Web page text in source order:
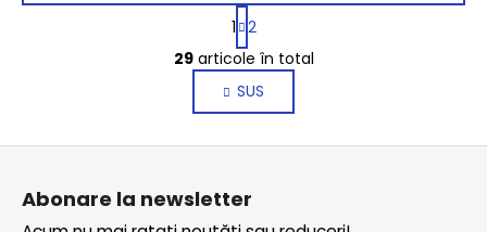
C
o
n
t
r
l
u
P
a
g
i
n
a
r
1 2
29articole în total
SUS
Abonare la newsletter